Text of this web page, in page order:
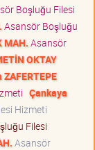
Boşluğu Filesi
Asansör Boşluğu
MAH. Asansör
OKTAY
Çankaya
Hizmeti
Filesi
Asansör